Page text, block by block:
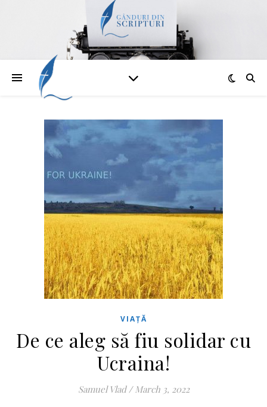
VIAȚĂ
De ce aleg să fiu solidar cu
Ucraina!
Samuel Vlad / March 3, 2022